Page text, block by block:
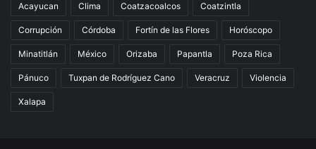
Acayucan Clima Coatzacoalcos Coatzintla
Corrupción Córdoba Fortín de las Flores Horóscopo
Minatitlán México Orizaba Papantla Poza Rica
Pánuco Tuxpan de Rodríguez Cano Veracruz Violencia
Xalapa